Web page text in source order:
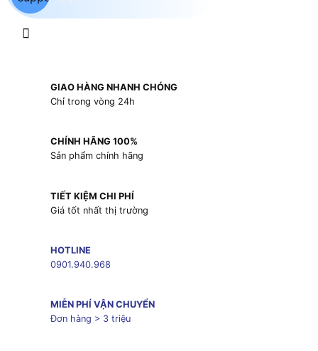
GIAO HÀNG NHANH CHÓNG
Chỉ trong vòng 24h
CHÍNH HÃNG 100%
Sản phẩm chính hãng
TIẾT KIỆM CHI PHÍ
Giá tốt nhất thị trường
HOTLINE
0901.940.968
MIỄN PHÍ VẬN CHUYỂN
Đơn hàng > 3 triệu